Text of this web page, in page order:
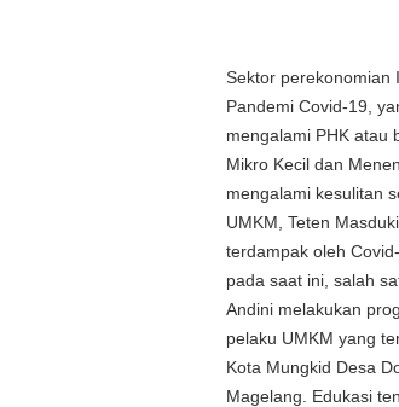
Sektor perekonomian
Pandemi Covid-19,
mengalami PHK atau
Mikro Kecil dan
mengalami kesulitan
UMKM, Teten
terdampak oleh
pada saat ini, salah
Andini melakukan
pelaku UMKM yang
Kota Mungkid Desa
Magelang. Edukasi